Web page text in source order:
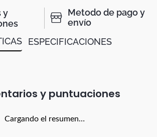
y
Metodo de pago y
envío
ESPECIFICACIONES
Cargando el resumen…